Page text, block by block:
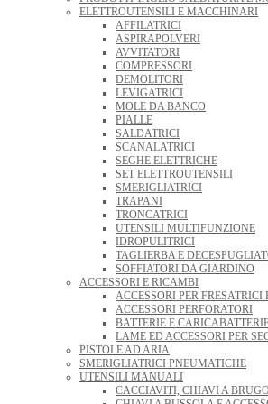
ELETTROUTENSILI E MACCHINARI
AFFILATRICI
ASPIRAPOLVERI
AVVITATORI
COMPRESSORI
DEMOLITORI
LEVIGATRICI
MOLE DA BANCO
PIALLE
SALDATRICI
SCANALATRICI
SEGHE ELETTRICHE
SET ELETTROUTENSILI
SMERIGLIATRICI
TRAPANI
TRONCATRICI
UTENSILI MULTIFUNZIONE
IDROPULITRICI
TAGLIERBA E
SOFFIATORI DA GIARDINO
ACCESSORI E RICAMBI
ACCESSORI PER
ACCESSORI PERFORATORI
BATTERIE E
LAME ED ACCESSORI PER
PISTOLE AD ARIA
SMERIGLIATRICI PNEUMATICHE
UTENSILI MANUALI
CACCIAVITI, CHIAVI A